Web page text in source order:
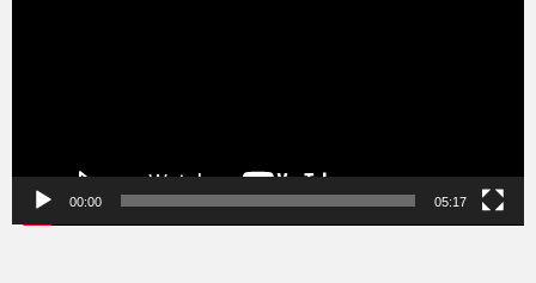
00:00 05:17